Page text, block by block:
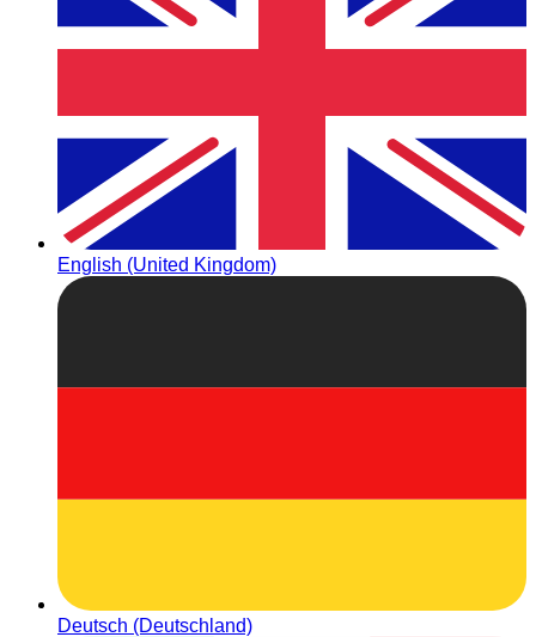
English (United Kingdom)
Deutsch (Deutschland)